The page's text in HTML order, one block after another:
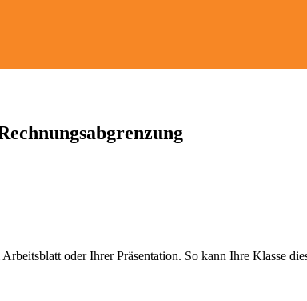
oder Ihrer Präsentation. So kann Ihre Klasse